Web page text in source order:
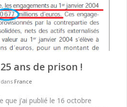
ans de prison !
France
que j’ai publié le 16 octobre